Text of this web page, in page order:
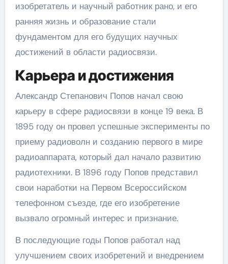
изобретатель и научный работник рано, и его
ранняя жизнь и образование стали
фундаментом для его будущих научных
достижений в области радиосвязи.
Карьера и достижения
Александр Степанович Попов начал свою
карьеру в сфере радиосвязи в конце 19 века. В
1895 году он провел успешные эксперименты по
приему радиоволн и созданию первого в мире
радиоаппарата, который дал начало развитию
радиотехники. В 1896 году Попов представил
свои наработки на Первом Всероссийском
телефонном съезде, где его изобретение
вызвало огромный интерес и признание.
В последующие годы Попов работал над
улучшением своих изобретений и внедрением